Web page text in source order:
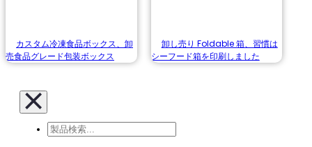
カスタム冷凍食品ボックス、卸
売食品グレード包装ボックス
卸し売り Foldable 箱、習慣は
シーフード箱を印刷しました
検
索